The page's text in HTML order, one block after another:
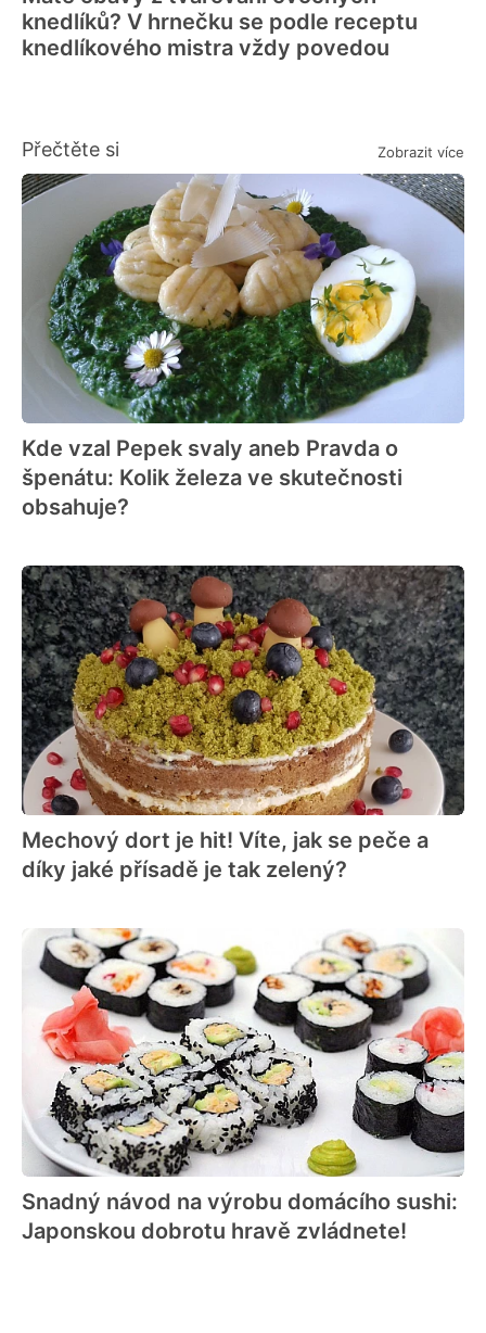
knedlíků? V hrnečku se podle receptu
knedlíkového mistra vždy povedou
Přečtěte si Zobrazit více
Kde vzal Pepek svaly aneb Pravda o
špenátu: Kolik železa ve skutečnosti
obsahuje?
Mechový dort je hit! Víte, jak se peče a
díky jaké přísadě je tak zelený?
Snadný návod na výrobu domácího sushi:
Japonskou dobrotu hravě zvládnete!